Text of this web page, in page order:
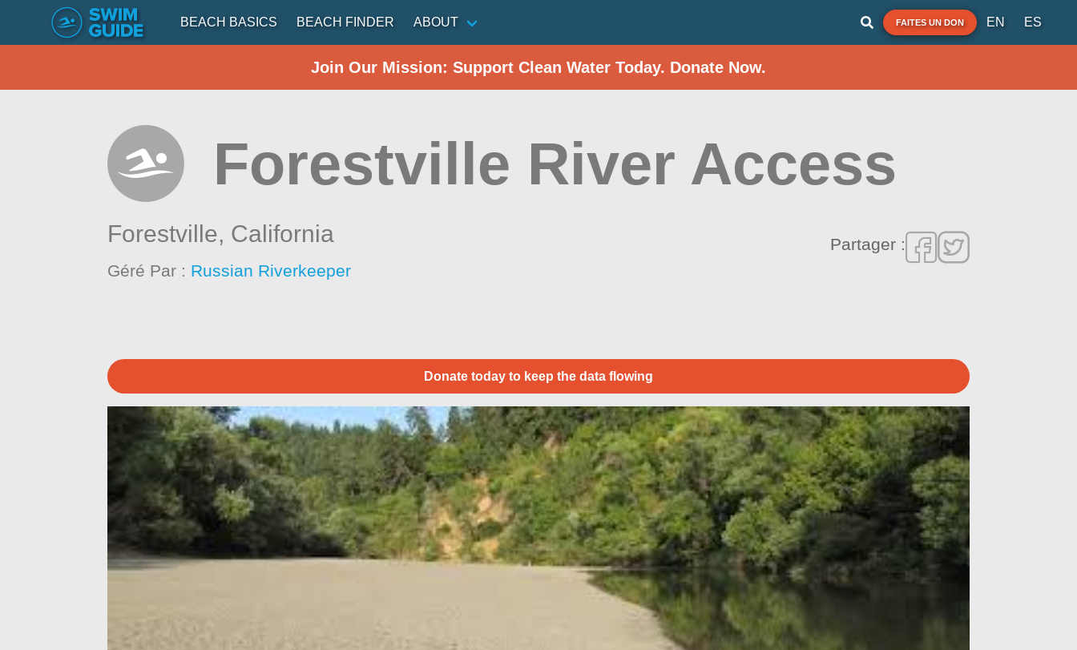
BEACH BASICS BEACH FINDER ABOUT FAITES UN DON EN ES
Join Our Mission: Support Clean Water Today. Donate Now.
Forestville River Access
Forestville, California
Géré Par : Russian Riverkeeper
Partager :
Donate today to keep the data flowing